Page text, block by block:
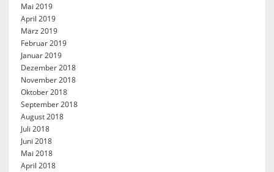
Mai 2019
April 2019
März 2019
Februar 2019
Januar 2019
Dezember 2018
November 2018
Oktober 2018
September 2018
August 2018
Juli 2018
Juni 2018
Mai 2018
April 2018